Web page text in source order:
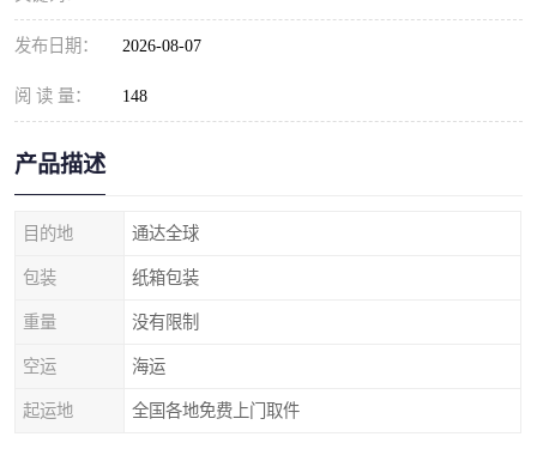
发布日期： 2026-08-07
阅 读 量： 148
产品描述
目的地 通达全球
包装 纸箱包装
重量 没有限制
空运 海运
起运地 全国各地免费上门取件